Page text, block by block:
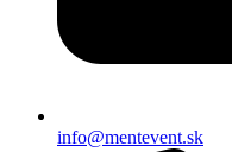
info@mentevent.sk